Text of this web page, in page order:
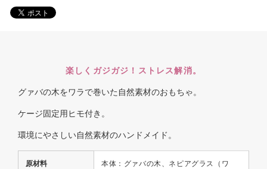
楽しくガジガジ！ストレス解消。
グァバの木をワラで巻いた自然素材のおもちゃ。
ケージ固定用ヒモ付き。
環境にやさしい自然素材のハンドメイド。
原材料
本体：グァバの木、ネピアグラス（ワ